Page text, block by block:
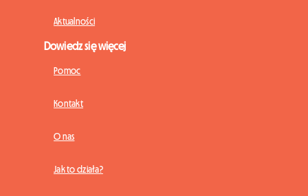
Aktualności
Dowiedz się więcej
Pomoc
Kontakt
O nas
Jak to działa?